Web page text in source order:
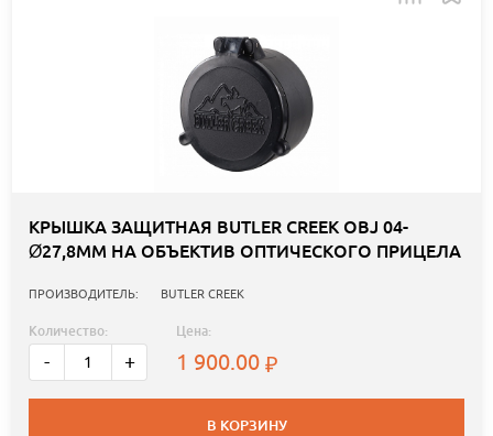
КРЫШКА ЗАЩИТНАЯ BUTLER CREEK OBJ 04-
Ø27,8ММ НА ОБЪЕКТИВ ОПТИЧЕСКОГО ПРИЦЕЛА
ПРОИЗВОДИТЕЛЬ: BUTLER CREEK
Количество:
- +
Цена:
1 900.00
В КОРЗИНУ